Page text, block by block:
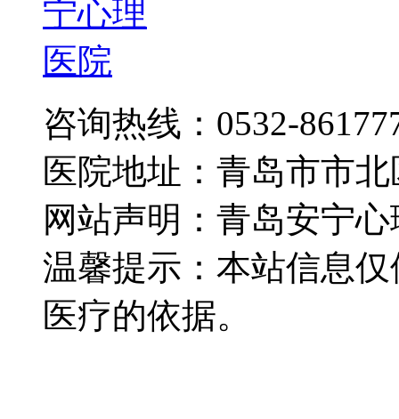
咨询热线：0532-
医院地址：青岛市市
网站声明：青岛安宁
温馨提示：本站信息
医疗的依据。